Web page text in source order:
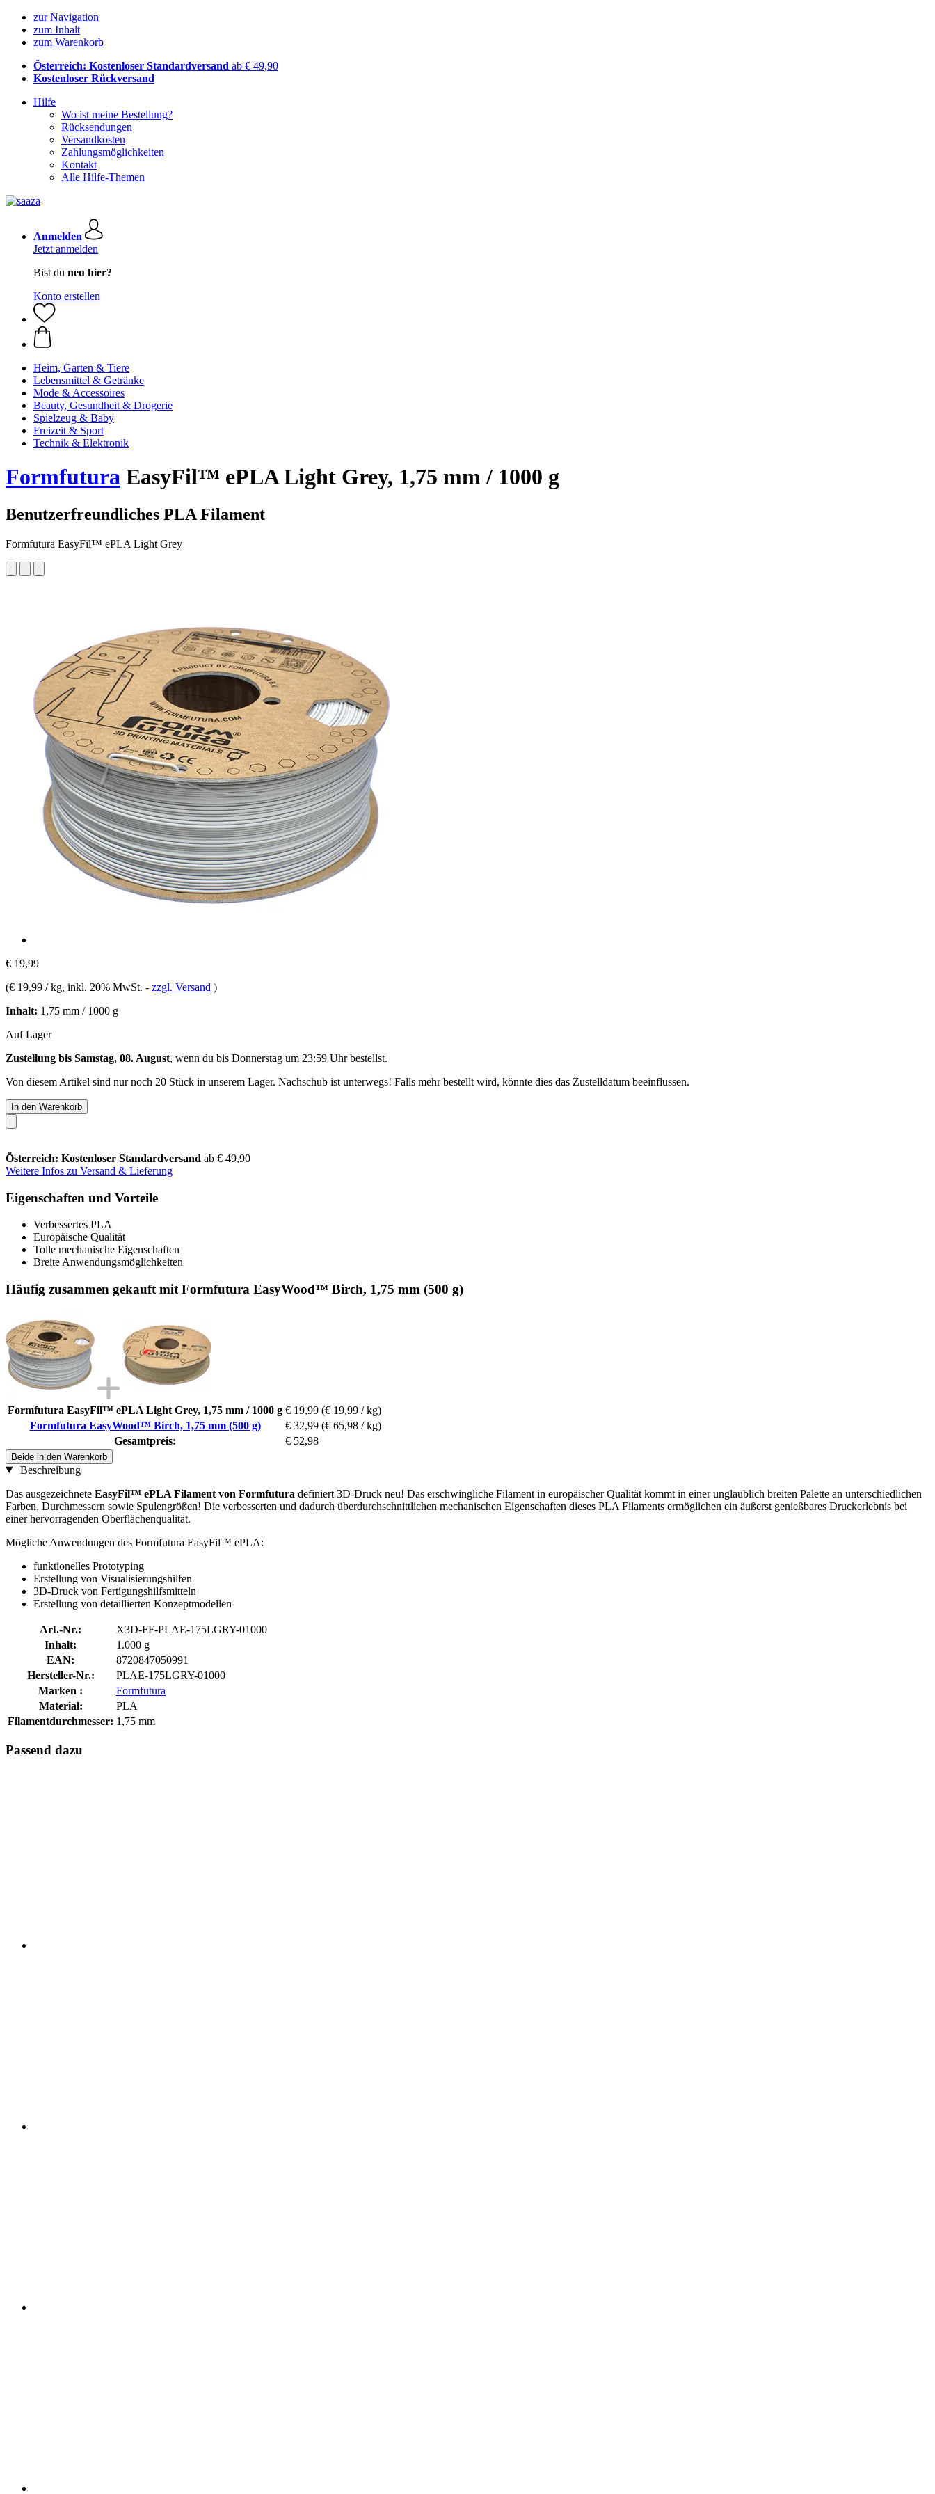
zur Navigation
zum Inhalt
zum Warenkorb
Österreich: Kostenloser Standardversand ab € 49,90
Kostenloser Rückversand
Hilfe
Wo ist meine Bestellung?
Rücksendungen
Versandkosten
Zahlungsmöglichkeiten
Kontakt
Alle Hilfe-Themen
Anmelden
Jetzt anmelden
Bist du neu hier?
Konto erstellen
Heim, Garten & Tiere
Lebensmittel & Getränke
Mode & Accessoires
Beauty, Gesundheit & Drogerie
Spielzeug & Baby
Freizeit & Sport
Technik & Elektronik
Formfutura EasyFil™ ePLA Light Grey, 1,75 mm / 1000 g
Benutzerfreundliches PLA Filament
Formfutura EasyFil™ ePLA Light Grey
€ 19,99
(€ 19,99 / kg, inkl. 20% MwSt. - zzgl. Versand )
Inhalt: 1,75 mm / 1000 g
Auf Lager
Zustellung bis Samstag, 08. August, wenn du bis Donnerstag um 23:59 Uhrbestellst.
Von diesem Artikel sind nur noch 20 Stück in unserem Lager. Nachschub ist unterwegs! Falls mehr bestellt wird, könnte dies das Zustelldatum beeinflussen.
In den Warenkorb
Österreich: Kostenloser Standardversand ab € 49,90
Weitere Infos zu Versand & Lieferung
Eigenschaften und Vorteile
Verbessertes PLA
Europäische Qualität
Tolle mechanische Eigenschaften
Breite Anwendungsmöglichkeiten
Häufig zusammen gekauft mit Formfutura EasyWood™ Birch, 1,75 mm (500 g)
Formfutura EasyFil™ ePLA Light Grey, 1,75 mm / 1000 g € 19,99 (€ 19,99 / kg)
Formfutura EasyWood™ Birch, 1,75 mm (500 g)
€ 32,99 (€ 65,98 / kg)
Gesamtpreis:
€ 52,98
Beide in den Warenkorb
Beschreibung
Das ausgezeichnete EasyFil™ ePLA Filament von Formfutura definiert 3D-Druck neu! Das erschwingliche Filament in europäischer Qualität kommt in einer unglaublich breiten Palette an unterschiedlichen
Farben, Durchmessern sowie Spulengrößen! Die verbesserten und dadurch überdurchschnittlichen mechanischen Eigenschaften dieses PLA Filaments ermöglichen ein äußerst genießbares Druckerlebnis bei
einer hervorragenden Oberflächenqualität.
Mögliche Anwendungen des Formfutura EasyFil™ ePLA:
funktionelles Prototyping
Erstellung von Visualisierungshilfen
3D-Druck von Fertigungshilfsmitteln
Erstellung von detaillierten Konzeptmodellen
Art.-Nr.:
X3D-FF-PLAE-175LGRY-01000
Inhalt:
1.000 g
EAN:
8720847050991
Hersteller-Nr.:
PLAE-175LGRY-01000
Marken :
Formfutura
Material:
PLA
Filamentdurchmesser: 1,75 mm
Passend dazu